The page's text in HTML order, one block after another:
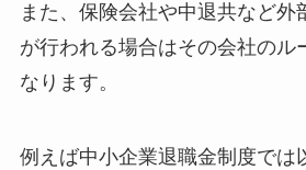
また、保険会社や中退共など外
が行われる場合はその会社のル
なります。
例えば中小企業退職金制度では